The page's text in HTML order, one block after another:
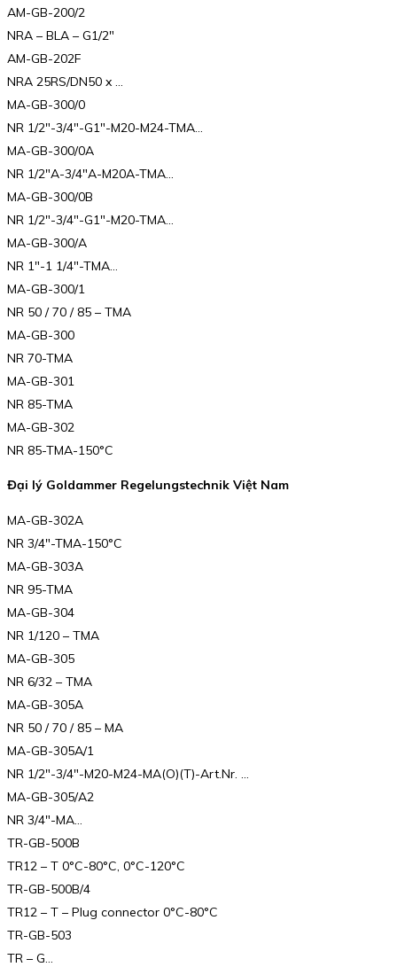
AM-GB-200/2
NRA – BLA – G1/2″
AM-GB-202F
NRA 25RS/DN50 x …
MA-GB-300/0
NR 1/2″-3/4″-G1″-M20-M24-TMA…
MA-GB-300/0A
NR 1/2″A-3/4″A-M20A-TMA…
MA-GB-300/0B
NR 1/2″-3/4″-G1″-M20-TMA…
MA-GB-300/A
NR 1″-1 1/4″-TMA…
MA-GB-300/1
NR 50 / 70 / 85 – TMA
MA-GB-300
NR 70-TMA
MA-GB-301
NR 85-TMA
MA-GB-302
NR 85-TMA-150°C
Đại lý Goldammer Regelungstechnik Việt Nam
MA-GB-302A
NR 3/4″-TMA-150°C
MA-GB-303A
NR 95-TMA
MA-GB-304
NR 1/120 – TMA
MA-GB-305
NR 6/32 – TMA
MA-GB-305A
NR 50 / 70 / 85 – MA
MA-GB-305A/1
NR 1/2″-3/4″-M20-M24-MA(O)(T)-Art.Nr. …
MA-GB-305/A2
NR 3/4″-MA…
TR-GB-500B
TR12 – T 0°C-80°C, 0°C-120°C
TR-GB-500B/4
TR12 – T – Plug connector 0°C-80°C
TR-GB-503
TR – G…